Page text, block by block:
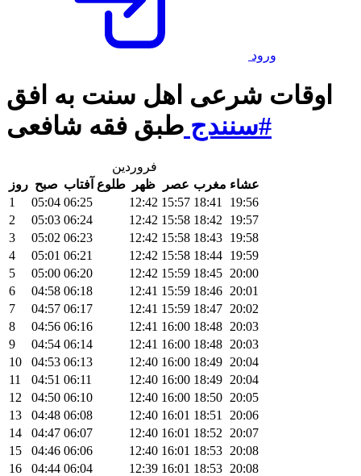
ورود
اوقات شرعی اهل سنت به افق
#سنندج طبق فقه شافعی
فروردین
روز صبح طلوع آفتاب ظهر عصر مغرب عشاء
1
05:04 06:25 12:42 15:57 18:41
19:56
2
05:03 06:24 12:42 15:58 18:42
19:57
3
05:02 06:23 12:42 15:58 18:43 19:58
4
05:01 06:21 12:42 15:58 18:44 19:59
5
05:00 06:20 12:42 15:59 18:45 20:00
6
04:58 06:18 12:41 15:59 18:46 20:01
7
04:57 06:17 12:41 15:59 18:47 20:02
8
04:56 06:16 12:41 16:00 18:48 20:03
9
04:54 06:14 12:41 16:00 18:48 20:03
10
04:53 06:13 12:40 16:00 18:49 20:04
11
04:51 06:11 12:40 16:00 18:49 20:04
12
04:50 06:10 12:40 16:00 18:50 20:05
13
04:48 06:08 12:40 16:01 18:51
20:06
14
04:47 06:07 12:40 16:01 18:52
20:07
15
04:46 06:06 12:40 16:01 18:53 20:08
16
04:44 06:04 12:39 16:01 18:53 20:08